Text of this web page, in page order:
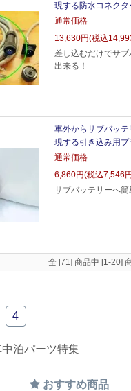
現する防水コネク
通常価格
13,630円(税込
差し込むだけでサ
出来る！
車外からサブバッ
現する引き込み用プ
通常価格
6,860円(税込7,546
サブバッテリーへ
全 [71] 商品中 [1-20]
4
泊パーツ特集
おすすめ商品